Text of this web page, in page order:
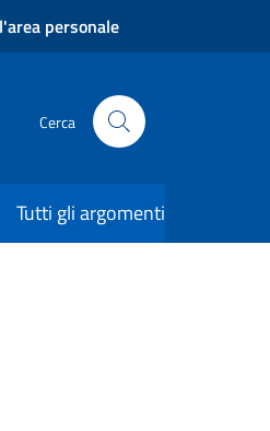
personale
Cerca
Tutti gli argomenti